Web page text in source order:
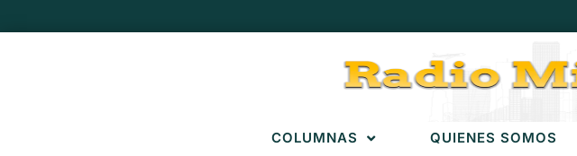
COLUMNAS QUIENES SOMOS